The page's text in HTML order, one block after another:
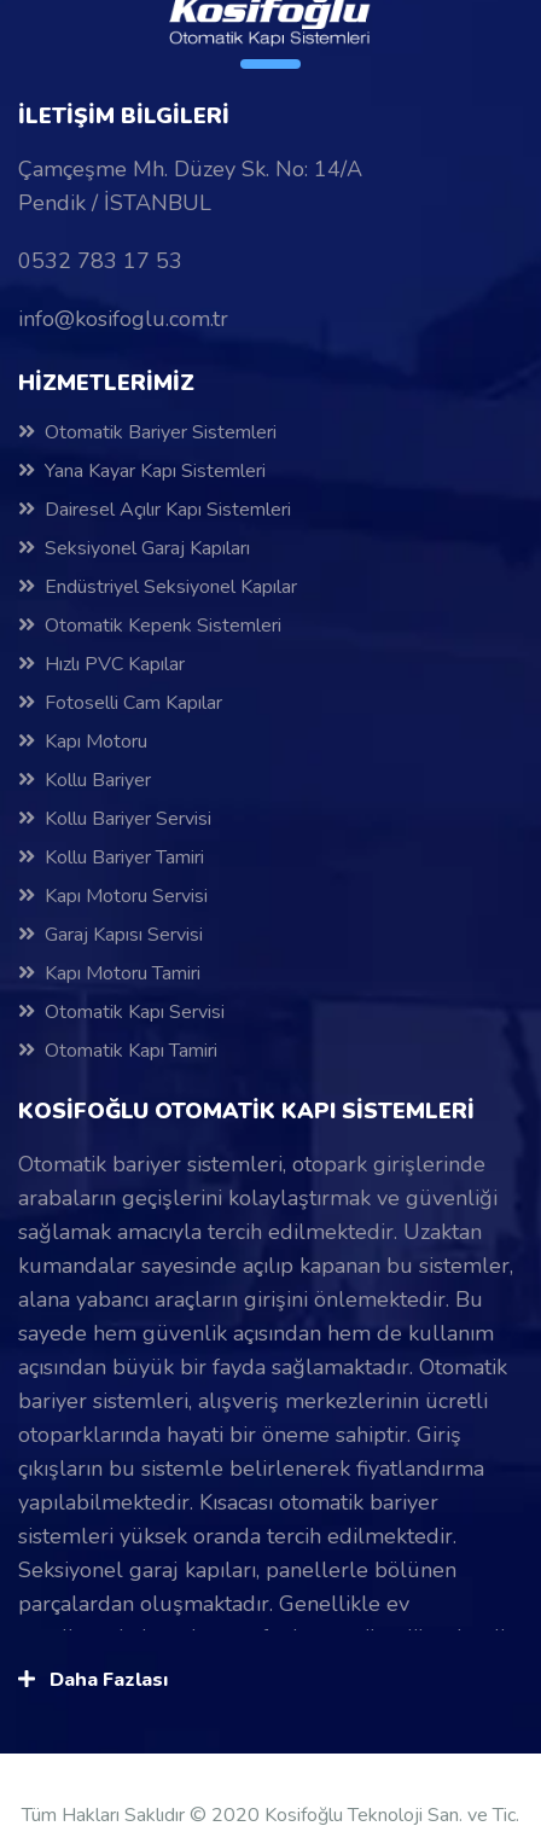
İLETİŞİM BİLGİLERİ
Çamçeşme Mh. Düzey Sk. No: 14/A
Pendik / İSTANBUL
0532 783 17 53
info@kosifoglu.com.tr
HİZMETLERİMİZ
Otomatik Bariyer Sistemleri
Yana Kayar Kapı Sistemleri
Dairesel Açılır Kapı Sistemleri
Seksiyonel Garaj Kapıları
Endüstriyel Seksiyonel Kapılar
Otomatik Kepenk Sistemleri
Hızlı PVC Kapılar
Fotoselli Cam Kapılar
Kapı Motoru
Kollu Bariyer
Kollu Bariyer Servisi
Kollu Bariyer Tamiri
Kapı Motoru Servisi
Garaj Kapısı Servisi
Kapı Motoru Tamiri
Otomatik Kapı Servisi
Otomatik Kapı Tamiri
KOSİFOĞLU OTOMATİK KAPI SİSTEMLERİ
Otomatik bariyer sistemleri, otopark girişlerinde
arabaların geçişlerini kolaylaştırmak ve güvenliği
sağlamak amacıyla tercih edilmektedir. Uzaktan
kumandalar sayesinde açılıp kapanan bu sistemler,
alana yabancı araçların girişini önlemektedir. Bu
sayede hem güvenlik açısından hem de kullanım
açısından büyük bir fayda sağlamaktadır. Otomatik
bariyer sistemleri, alışveriş merkezlerinin ücretli
otoparklarında hayati bir öneme sahiptir. Giriş
çıkışların bu sistemle belirlenerek fiyatlandırma
yapılabilmektedir. Kısacası otomatik bariyer
sistemleri yüksek oranda tercih edilmektedir.
Seksiyonel garaj kapıları, panellerle bölünen
parçalardan oluşmaktadır. Genellikle ev
garajlarında insanlar tarafından tercih edilmektedir.
Üst duvarlara monte edilerek yönlendiriciler
seksiyonel garaj kapıları oldukça uygundur. Hızlı
Daha Fazlası
Tüm Hakları Saklıdır © 2020 Kosifoğlu Teknoloji San. ve Tic.